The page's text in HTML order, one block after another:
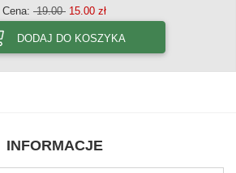
Cena: 19.00 15.00 zł
DODAJ DO KOSZYKA
INFORMACJE